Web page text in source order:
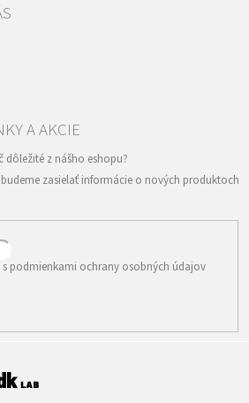
zasielať informácie o nových produktoch
podmienkami ochrany osobných údajov